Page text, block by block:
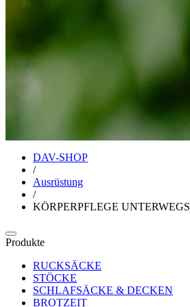
DAV-SHOP
/
Ausrüstung
/
KÖRPERPFLEGE UNTERWEGS
Produkte
RUCKSÄCKE
STÖCKE
SCHLAFSÄCKE & DECKEN
BROTZEIT